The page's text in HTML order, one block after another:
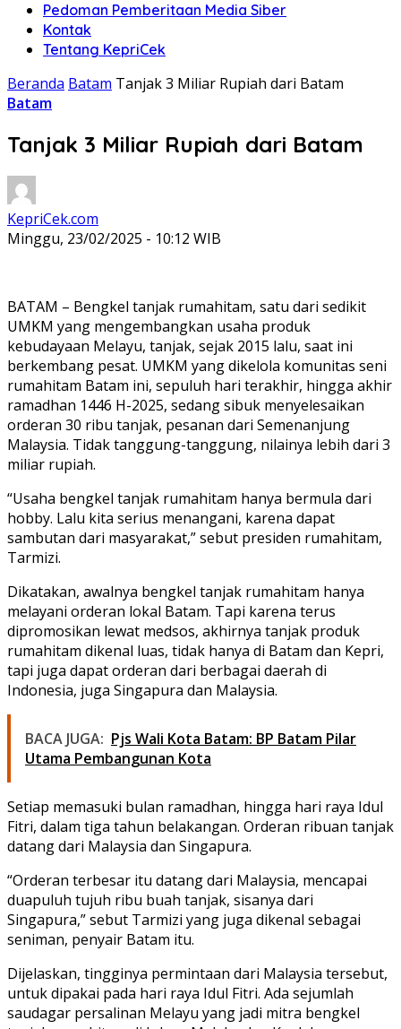
Pedoman Pemberitaan Media Siber
Kontak
Tentang KepriCek
Beranda Batam Tanjak 3 Miliar Rupiah dari Batam
Batam
Tanjak 3 Miliar Rupiah dari Batam
KepriCek.com
Minggu, 23/02/2025 - 10:12 WIB
BATAM – Bengkel tanjak rumahitam, satu dari sedikit
UMKM yang mengembangkan usaha produk
kebudayaan Melayu, tanjak, sejak 2015 lalu, saat ini
berkembang pesat. UMKM yang dikelola komunitas seni
rumahitam Batam ini, sepuluh hari terakhir, hingga akhir
ramadhan 1446 H-2025, sedang sibuk menyelesaikan
orderan 30 ribu tanjak, pesanan dari Semenanjung
Malaysia. Tidak tanggung-tanggung, nilainya lebih dari 3
miliar rupiah.
“Usaha bengkel tanjak rumahitam hanya bermula dari
hobby. Lalu kita serius menangani, karena dapat
sambutan dari masyarakat,” sebut presiden rumahitam,
Tarmizi.
Dikatakan, awalnya bengkel tanjak rumahitam hanya
melayani orderan lokal Batam. Tapi karena terus
dipromosikan lewat medsos, akhirnya tanjak produk
rumahitam dikenal luas, tidak hanya di Batam dan Kepri,
tapi juga dapat orderan dari berbagai daerah di
Indonesia, juga Singapura dan Malaysia.
BACA JUGA: Pjs Wali Kota Batam: BP Batam Pilar
Utama Pembangunan Kota
Setiap memasuki bulan ramadhan, hingga hari raya Idul
Fitri, dalam tiga tahun belakangan. Orderan ribuan tanjak
datang dari Malaysia dan Singapura.
“Orderan terbesar itu datang dari Malaysia, mencapai
duapuluh tujuh ribu buah tanjak, sisanya dari
Singapura,” sebut Tarmizi yang juga dikenal sebagai
seniman, penyair Batam itu.
Dijelaskan, tingginya permintaan dari Malaysia tersebut,
untuk dipakai pada hari raya Idul Fitri. Ada sejumlah
saudagar persalinan Melayu yang jadi mitra bengkel